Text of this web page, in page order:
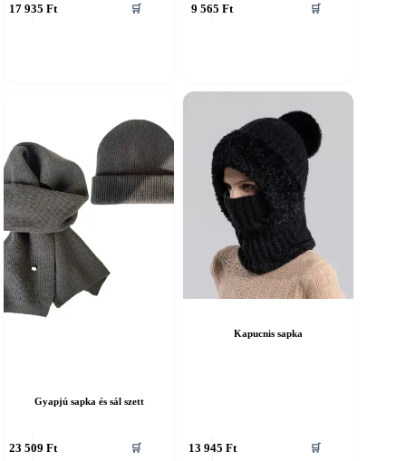
17 935 Ft 🛒 9 565Ft 🛒
termékoldalon
választhatók
ki
Gyapjú sapka és sál szett
23 509 Ft 🛒
Kapucnis sapka
13 945 Ft 🛒